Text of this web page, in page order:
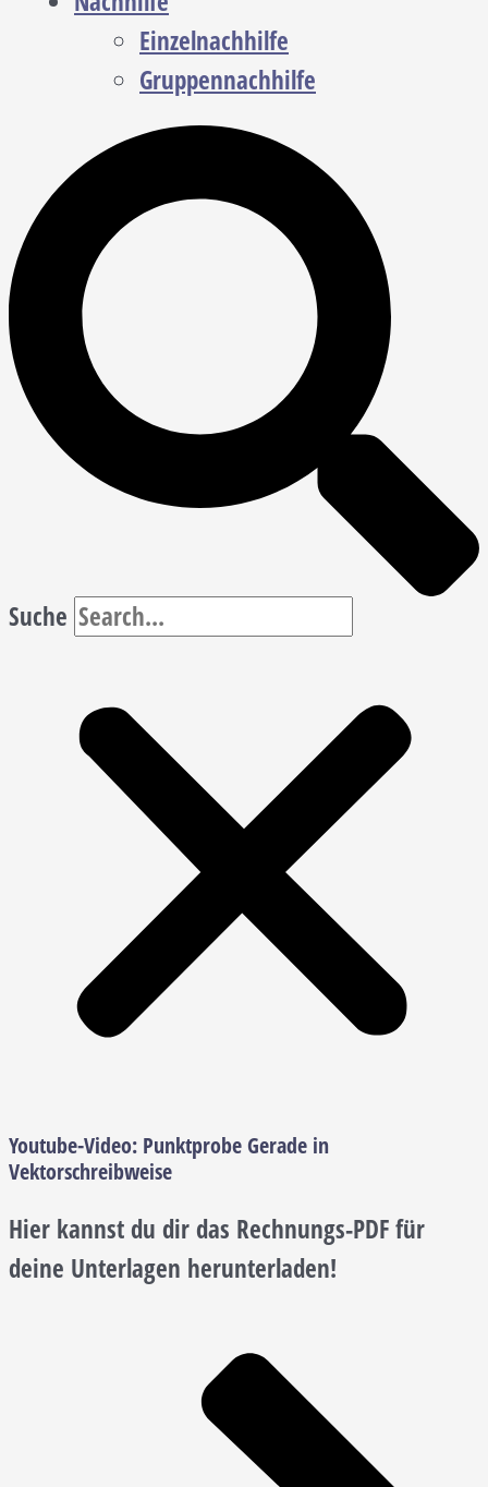
Einzelnachhilfe
Gruppennachhilfe
Suche
Youtube-Video: Punktprobe Gerade in
Vektorschreibweise
Hier kannst du dir das Rechnungs-PDF für
deine Unterlagen herunterladen!